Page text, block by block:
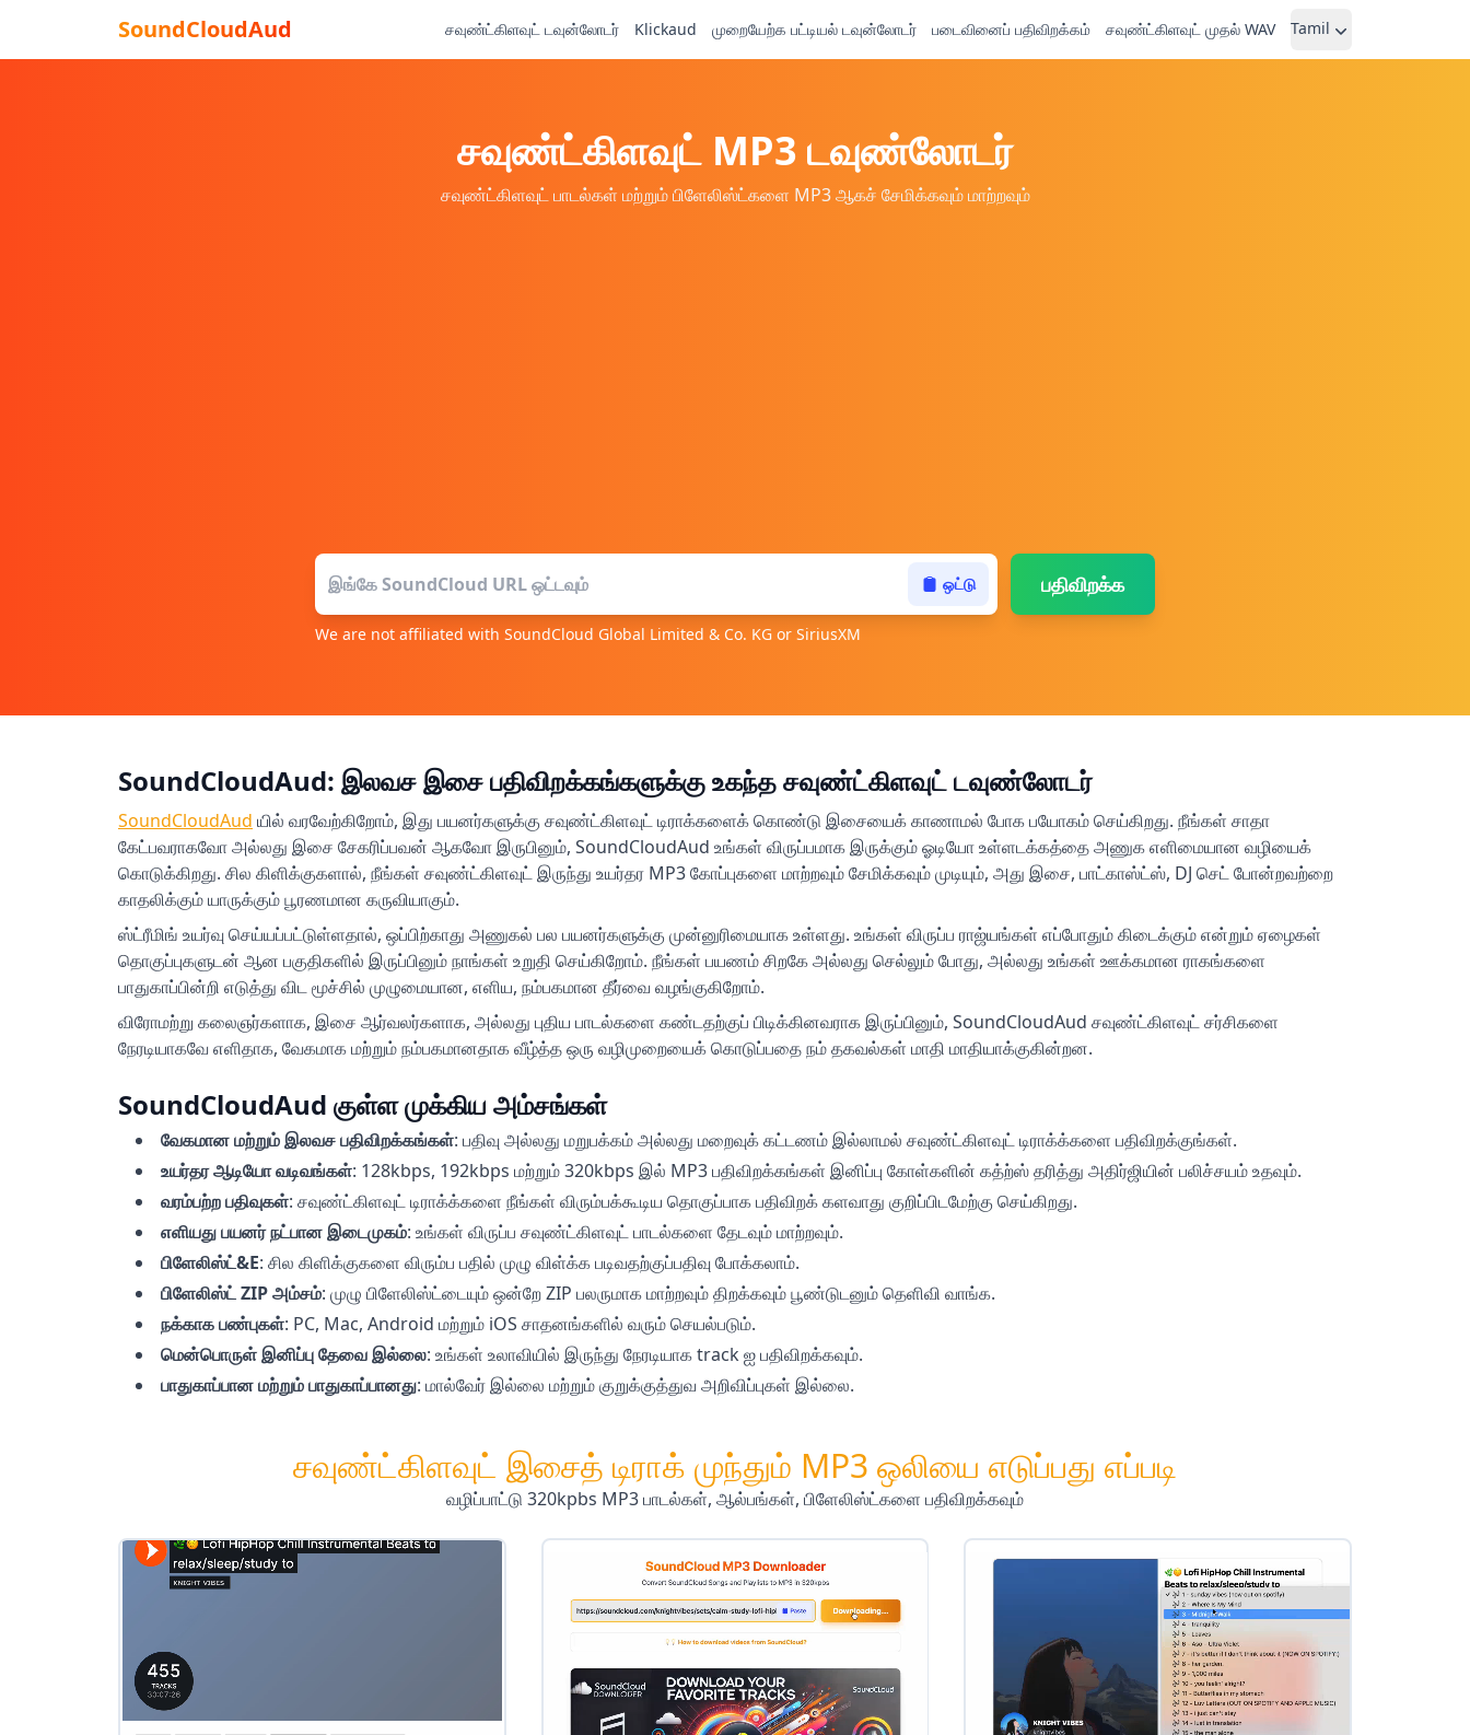
SoundCloudAud சவுண்ட்கிளவுட் டவுன்லோடர் Klickaud முறையேற்க பட்டியல் டவுன்லோடர் படைவினைப் பதிவிறக்கம் சவுண்ட்கிளவுட் முதல் WAV Tamil
சவுண்ட்கிளவுட் MP3 டவுண்லோடர்
சவுண்ட்கிளவுட் பாடல்கள் மற்றும் பிளேலிஸ்ட்களை MP3 ஆகச் சேமிக்கவும் மாற்றவும்
ஒட்டு பதிவிறக்க
We are not affiliated with SoundCloud Global Limited & Co. KG or SiriusXM
SoundCloudAud: இலவச இசை பதிவிறக்கங்களுக்கு உகந்த சவுண்ட்கிளவுட் டவுண்லோடர்
SoundCloudAud யில் வரவேற்கிறோம், இது பயனர்களுக்கு சவுண்ட்கிளவுட் டிராக்களைக் கொண்டு இசையைக் காணாமல் போக பயோகம் செய்கிறது. நீங்கள் சாதா
கேட்பவராகவோ அல்லது இசை சேகரிப்பவன் ஆகவோ இருபினும், SoundCloudAud உங்கள் விருப்பமாக இருக்கும் ஓடியோ உள்ளடக்கத்தை அணுக எளிமையான வழியைக்
கொடுக்கிறது. சில கிளிக்குகளால், நீங்கள் சவுண்ட்கிளவுட் இருந்து உயர்தர MP3 கோப்புகளை மாற்றவும் சேமிக்கவும் முடியும், அது இசை, பாட்காஸ்ட்ஸ், DJ செட் போன்றவற்றை
காதலிக்கும் யாருக்கும் பூரணமான கருவியாகும்.
ஸ்ட்ரீமிங் உயர்வு செய்யப்பட்டுள்ளதால், ஒப்பிற்காது அணுகல் பல பயனர்களுக்கு முன்னுரிமையாக உள்ளது. உங்கள் விருப்ப ராஜ்யங்கள் எப்போதும் கிடைக்கும் என்றும் ஏழைகள்
தொகுப்புகளுடன் ஆன பகுதிகளில் இருப்பினும் நாங்கள் உறுதி செய்கிறோம். நீங்கள் பயணம் சிறகே அல்லது செல்லும் போது, அல்லது உங்கள் ஊக்கமான ராகங்களை
பாதுகாப்பின்றி எடுத்து விட மூச்சில் முழுமையான, எளிய, நம்பகமான தீர்வை வழங்குகிறோம்.
விரோமற்று கலைஞர்களாக, இசை ஆர்வலர்களாக, அல்லது புதிய பாடல்களை கண்டதற்குப் பிடிக்கினவராக இருப்பினும், SoundCloudAud சவுண்ட்கிளவுட் சர்சிகளை
நேரடியாகவே எளிதாக, வேகமாக மற்றும் நம்பகமானதாக வீழ்த்த ஒரு வழிமுறையைக் கொடுப்பதை நம் தகவல்கள் மாதி மாதியாக்குகின்றன.
SoundCloudAud குள்ள முக்கிய அம்சங்கள்
வேகமான மற்றும் இலவச பதிவிறக்கங்கள்: பதிவு அல்லது மறுபக்கம் அல்லது மறைவுக் கட்டணம் இல்லாமல் சவுண்ட்கிளவுட் டிராக்க்களை பதிவிறக்குங்கள்.
உயர்தர ஆடியோ வடிவங்கள்: 128kbps, 192kbps மற்றும் 320kbps இல் MP3 பதிவிறக்கங்கள் இனிப்பு கோள்களின் கத்ற்ஸ் தரித்து அதிர்ஜியின் பலிச்சயம் உதவும்.
வரம்பற்ற பதிவுகள்: சவுண்ட்கிளவுட் டிராக்க்களை நீங்கள் விரும்பக்கூடிய தொகுப்பாக பதிவிறக் களவாது குறிப்பிடமேற்கு செய்கிறது.
எளியது பயனர் நட்பான இடைமுகம்: உங்கள் விருப்ப சவுண்ட்கிளவுட் பாடல்களை தேடவும் மாற்றவும்.
பிளேலிஸ்ட்&E: சில கிளிக்குகளை விரும்ப பதில் முழு விள்க்க படிவதற்குப்பதிவு போக்கலாம்.
பிளேலிஸ்ட் ZIP அம்சம்: முழு பிளேலிஸ்ட்டையும் ஒன்றே ZIP பலருமாக மாற்றவும் திறக்கவும் பூண்டுடனும் தெளிவி வாங்க.
நக்காக பண்புகள்: PC, Mac, Android மற்றும் iOS சாதனங்களில் வரும் செயல்படும்.
மென்பொருள் இனிப்பு தேவை இல்லை: உங்கள் உலாவியில் இருந்து நேரடியாக track ஐ பதிவிறக்கவும்.
பாதுகாப்பான மற்றும் பாதுகாப்பானது: மால்வேர் இல்லை மற்றும் குறுக்குத்துவ அறிவிப்புகள் இல்லை.
சவுண்ட்கிளவுட் இசைத் டிராக் முந்தும் MP3 ஒலியை எடுப்பது எப்படி
வழிப்பாட்டு 320kpbs MP3 பாடல்கள், ஆல்பங்கள், பிளேலிஸ்ட்களை பதிவிறக்கவும்